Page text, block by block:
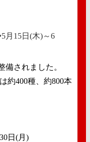
備されました。
約400種、約800本
日(月)